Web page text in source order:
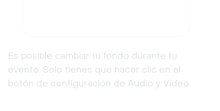
Es posible cambiar tu fondo durante tu
evento. Solo tienes que hacer clic en el
botón de configuración de Audio y Video.